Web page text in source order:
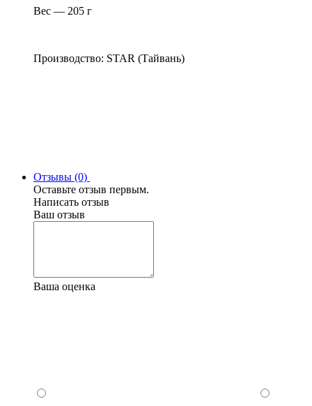
Вес — 205 г
Производство: STAR (Тайвань)
Отзывы (0)
Оставьте отзыв первым.
Написать отзыв
Ваш отзыв
Ваша оценка